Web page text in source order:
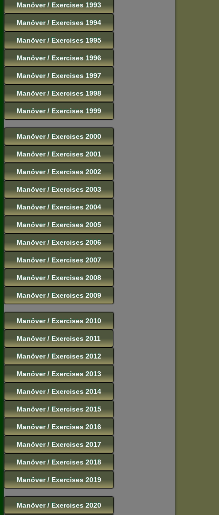
Manöver / Exercises 1993
Manöver / Exercises 1994
Manöver / Exercises 1995
Manöver / Exercises 1996
Manöver / Exercises 1997
Manöver / Exercises 1998
Manöver / Exercises 1999
Manöver / Exercises 2000
Manöver / Exercises 2001
Manöver / Exercises 2002
Manöver / Exercises 2003
Manöver / Exercises 2004
Manöver / Exercises 2005
Manöver / Exercises 2006
Manöver / Exercises 2007
Manöver / Exercises 2008
Manöver / Exercises 2009
Manöver / Exercises 2010
Manöver / Exercises 2011
Manöver / Exercises 2012
Manöver / Exercises 2013
Manöver / Exercises 2014
Manöver / Exercises 2015
Manöver / Exercises 2016
Manöver / Exercises 2017
Manöver / Exercises 2018
Manöver / Exercises 2019
Manöver / Exercises 2020